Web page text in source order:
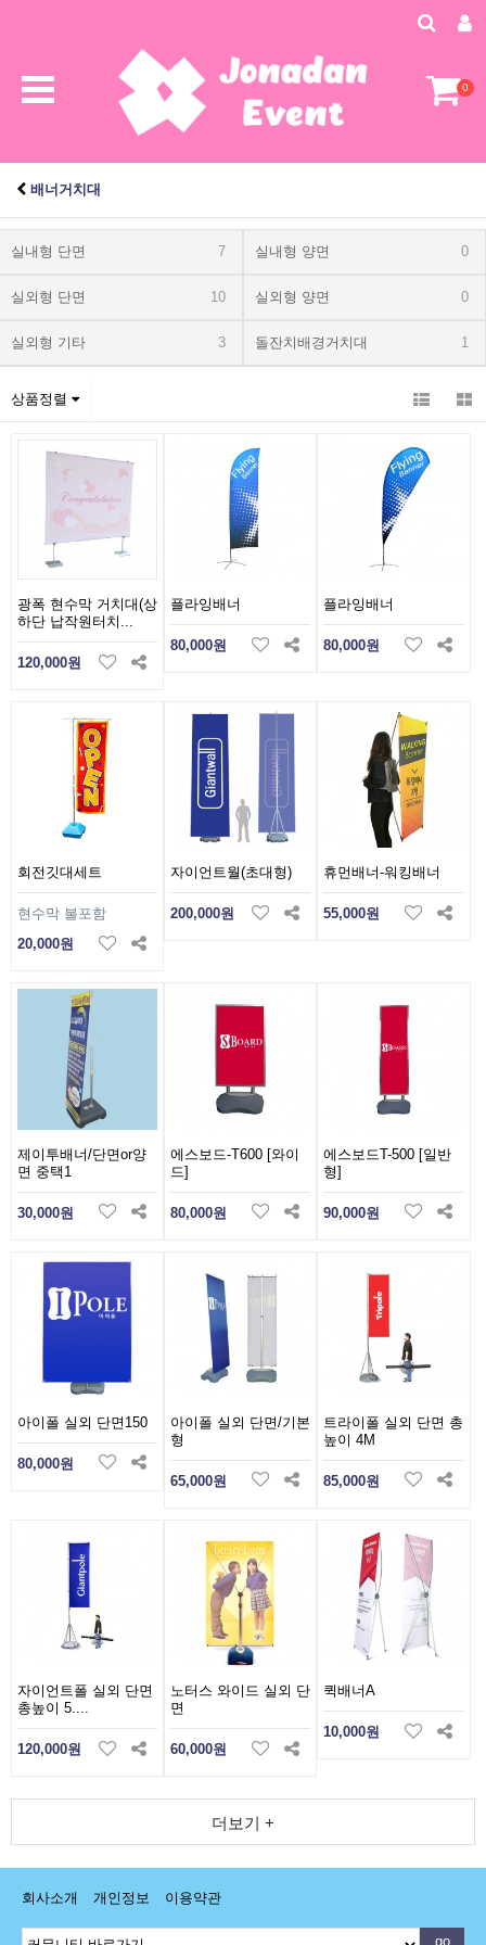
0
배너거치대
실내형 단면 7 실내형 양면 0
실외형 단면 10 실외형 양면 0
실외형 기타 3 돌잔치배경거치대 1
상품정렬
광폭 현수막 거치대(상
하단 납작원터치...
120,000원
플라잉배너
80,000원
플라잉배너
80,000원
회전깃대세트
현수막 불포함
20,000원
자이언트월(초대형)
200,000원
휴먼배너-워킹배너
55,000원
제이투배너/단면or양
면 중택1
30,000원
에스보드-T600 [와이
드]
80,000원
에스보드T-500 [일반
형]
90,000원
아이폴 실외 단면150
80,000원
아이폴 실외 단면/기본
형
65,000원
트라이폴 실외 단면 총
높이 4M
85,000원
자이언트폴 실외 단면
총높이 5....
120,000원
노터스 와이드 실외 단
면
60,000원
퀵배너A
10,000원
더보기 +
회사소개 개인정보 이용약관
go